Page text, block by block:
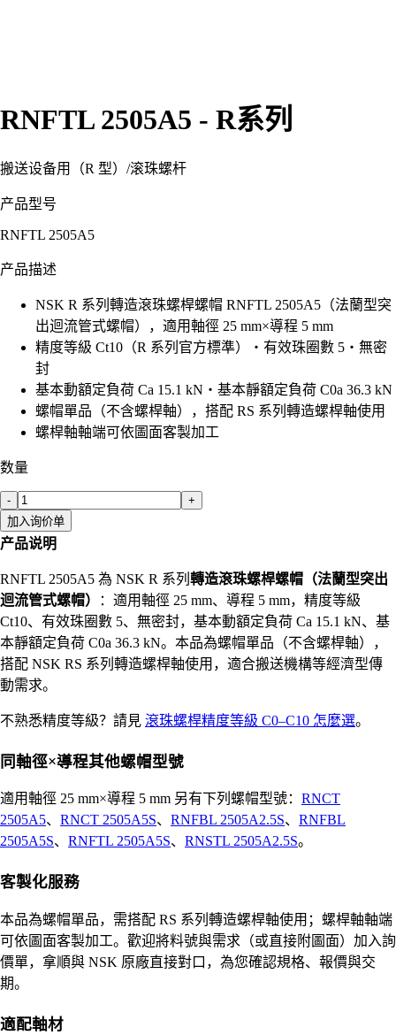
RNFTL 2505A5 - R系列
搬送设备用（R 型） /滚珠螺杆
产品型号
RNFTL 2505A5
产品描述
NSK R 系列轉造滾珠螺桿螺帽 RNFTL 2505A5（法蘭型突
出迴流管式螺帽），適用軸徑 25 mm×導程 5 mm
精度等級 Ct10（R 系列官方標準）・有效珠圈數 5・無密
封
基本動額定負荷 Ca 15.1 kN・基本靜額定負荷 C0a 36.3 kN
螺帽單品（不含螺桿軸），搭配 RS 系列轉造螺桿軸使用
螺桿軸軸端可依圖面客製加工
数量
-
+
加入询价单
产品说明
RNFTL 2505A5 為 NSK R 系列 轉造滾珠螺桿螺帽（法蘭型突出
迴流管式螺帽）
：適用軸徑 25 mm、導程 5 mm，精度等級
Ct10、有效珠圈數 5、無密封，基本動額定負荷 Ca 15.1 kN、基
本靜額定負荷 C0a 36.3 kN。本品為螺帽單品（不含螺桿軸），
搭配 NSK RS 系列轉造螺桿軸使用，適合搬送機構等經濟型傳
動需求。
不熟悉精度等級？請見 滾珠螺桿精度等級 C0–C10 怎麼選。
同軸徑×導程其他螺帽型號
適用軸徑 25 mm×導程 5 mm 另有下列螺帽型號： RNCT
2505A5、 RNCT 2505A5S、 RNFBL 2505A2.5S、 RNFBL
2505A5S、 RNFTL 2505A5S、 RNSTL 2505A2.5S。
客製化服務
本品為螺帽單品，需搭配 RS 系列轉造螺桿軸使用；螺桿軸軸端
可依圖面客製加工。歡迎將料號與需求（或直接附圖面）加入詢
價單，拿順與 NSK 原廠直接對口，為您確認規格、報價與交
期。
適配軸材